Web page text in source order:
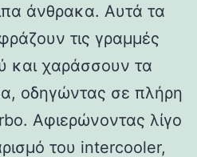
άνθρακα. Αυτά τα
τις γραμμές
και χαράσσουν τα
οδηγώντας σε πλήρη
Αφιερώνοντας λίγο
του intercooler,